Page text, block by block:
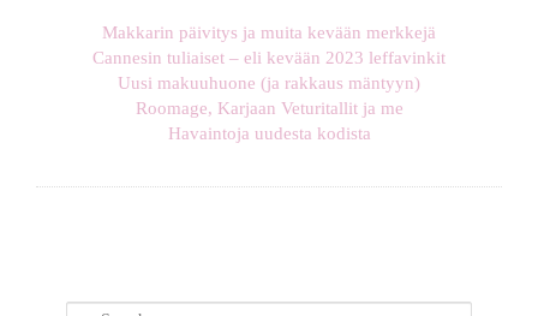
Makkarin päivitys ja muita kevään merkkejä
Cannesin tuliaiset – eli kevään 2023 leffavinkit
Uusi makuuhuone (ja rakkaus mäntyyn)
Roomage, Karjaan Veturitallit ja me
Havaintoja uudesta kodista